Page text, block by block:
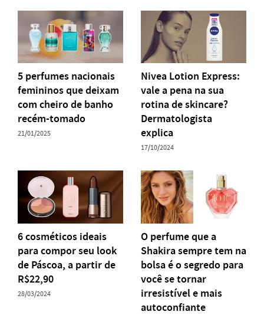
5 perfumes nacionais
femininos que deixam
com cheiro de banho
recém-tomado
21/01/2025
Nivea Lotion Express:
vale a pena na sua
rotina de skincare?
Dermatologista
explica
17/10/2024
6 cosméticos ideais
para compor seu look
de Páscoa, a partir de
R$22,90
28/03/2024
O perfume que a
Shakira sempre tem na
bolsa é o segredo para
você se tornar
irresistível e mais
autoconfiante